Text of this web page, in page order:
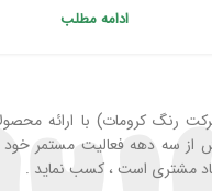
ادامه مطلب
رنگ کرومات) با ارائه
از سه دهه فعالیت مستمر خود
مشتری است ، کسب نماید .